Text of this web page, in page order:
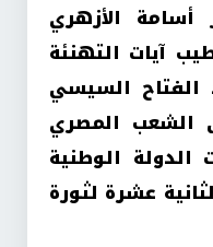
أسامة الأزهري
آيات التهنئة
الفتاح السيسي
الشعب المصري
الوطنية
عشرة لثورة